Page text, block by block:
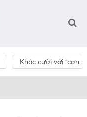
Khóc cười với “cơn